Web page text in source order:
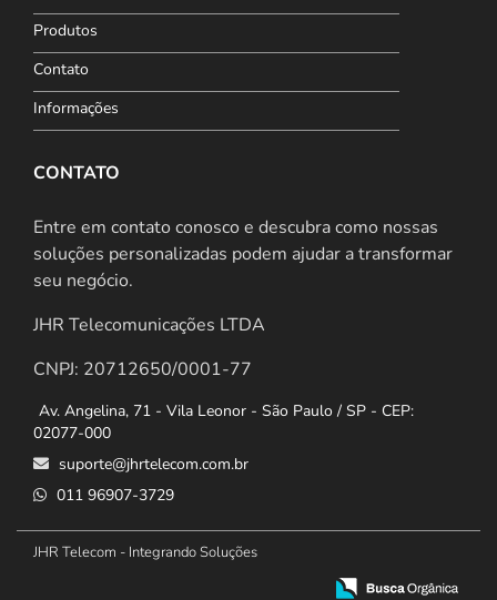
Produtos
Contato
Informações
CONTATO
Entre em contato conosco e descubra como nossas
soluções personalizadas podem ajudar a transformar
seu negócio.
JHR Telecomunicações LTDA
CNPJ: 20712650/0001-77
Av. Angelina, 71 - Vila Leonor - São Paulo / SP - CEP:
02077-000
suporte@jhrtelecom.com.br
011 96907-3729
JHR Telecom - Integrando Soluções